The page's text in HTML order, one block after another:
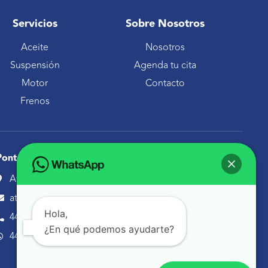
Servicios
Aceite
Suspensión
Motor
Frenos
Sobre Nosotros
Nosotros
Agenda tu cita
Contacto
en contacto
Avenida Tecnológico 30 Sur Querétaro, Qro.
atencionaclientes@servimexauto.mx
442 216 1855
442 479 2695
Hola,
¿En qué podemos ayudarte?